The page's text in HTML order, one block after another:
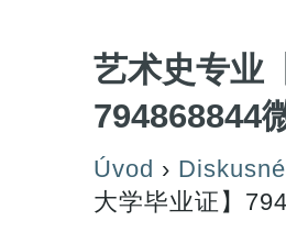
艺术史专业
794868844
Úvod ›
大学毕业证】